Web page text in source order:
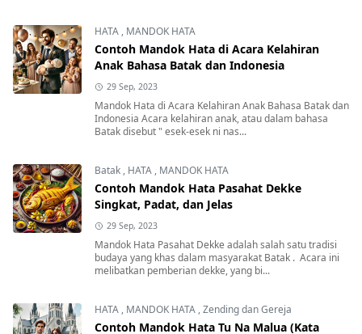
HATA , MANDOK HATA
Contoh Mandok Hata di Acara Kelahiran
Anak Bahasa Batak dan Indonesia
29 Sep, 2023
Mandok Hata di Acara Kelahiran Anak Bahasa Batak dan
Indonesia Acara kelahiran anak, atau dalam bahasa
Batak disebut " esek-esek ni nas...
Batak , HATA , MANDOK HATA
Contoh Mandok Hata Pasahat Dekke
Singkat, Padat, dan Jelas
29 Sep, 2023
Mandok Hata Pasahat Dekke adalah salah satu tradisi
budaya yang khas dalam masyarakat Batak . Acara ini
melibatkan pemberian dekke, yang bi...
HATA , MANDOK HATA ,Zending dan Gereja
Contoh Mandok Hata Tu Na Malua (Kata